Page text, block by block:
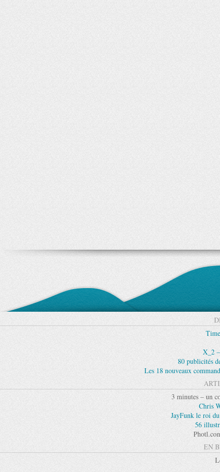
X_2
80 publicités
Les 18 nouveaux
3 minutes – un
Chris
JayFunk le roi
56
EN